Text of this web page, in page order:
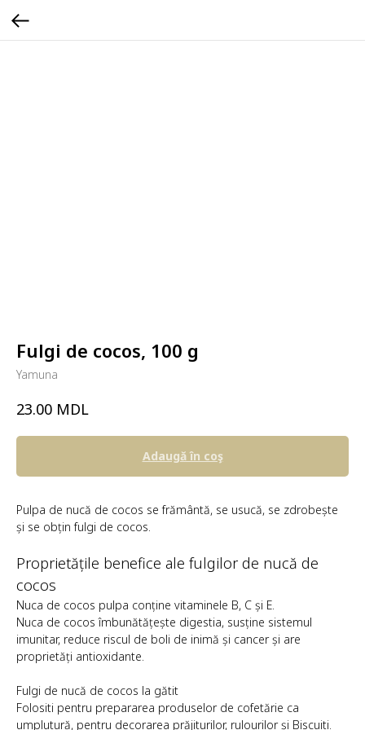
Fulgi de cocos, 100 g
Yamuna
23.00 MDL
Adaugă în coş
Pulpa de nucă de cocos se frământă, se usucă, se zdrobește
și se obțin fulgi de cocos.
Proprietățile benefice ale fulgilor de nucă de
cocos
Nuca de cocos pulpa conține vitaminele B, C și E.
Nuca de cocos îmbunătățește digestia, susține sistemul
imunitar, reduce riscul de boli de inimă și cancer și are
proprietăți antioxidante.
Fulgi de nucă de cocos la gătit
Folositi pentru prepararea produselor de cofetărie ca
umplutură, pentru decorarea prăjiturilor, rulourilor și Biscuiti.